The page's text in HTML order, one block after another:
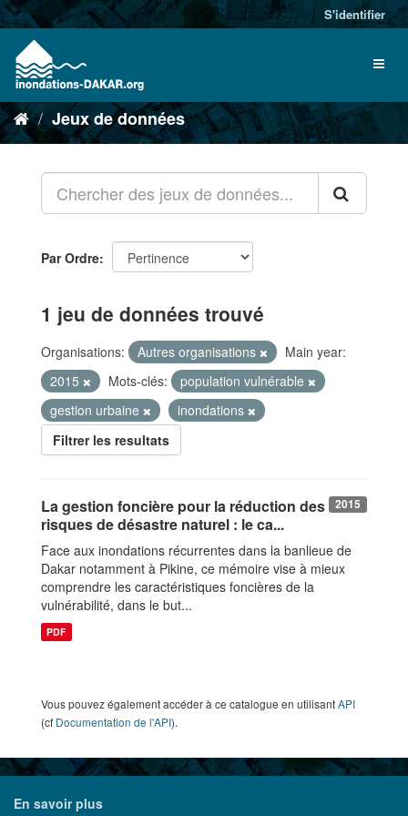
S'identifier
Jeux de données
Par Ordre
1 jeu de données trouvé
Organisations: Autres organisations
Main year:
2015
Mots-clés:
population vulnérable
gestion urbaine
inondations
Filtrer les resultats
2015
La gestion foncière pour la réduction des
risques de désastre naturel : le ca...
Face aux inondations récurrentes dans la banlieue de
Dakar notamment à Pikine, ce mémoire vise à mieux
comprendre les caractéristiques foncières de la
vulnérabilité, dans le but...
PDF
Vous pouvez également accéder à ce catalogue en utilisantAPI
(cf Documentation de l'API).
En savoir plus